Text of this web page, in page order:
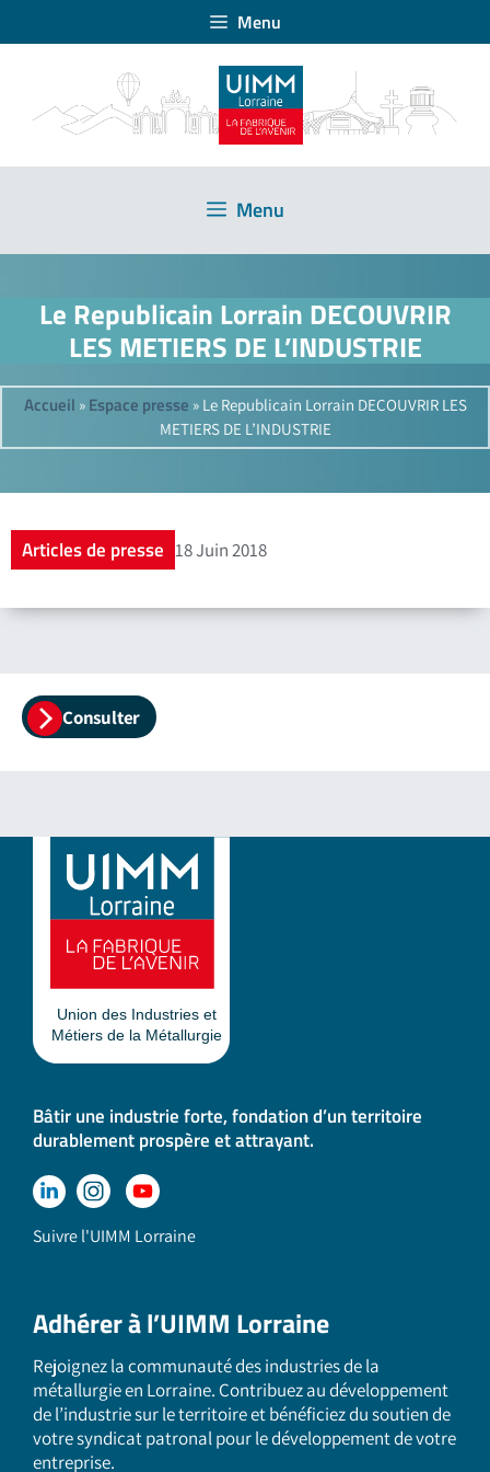
Menu
Menu
Le Republicain Lorrain DECOUVRIR
LES METIERS DE L’INDUSTRIE
Accueil » Espace presse » Le Republicain Lorrain DECOUVRIR LES
METIERS DE L’INDUSTRIE
Articles de presse 18 Juin 2018
Consulter
Bâtir une industrie forte, fondation d’un territoire
durablement prospère et attrayant.
Suivre l'UIMM Lorraine
Adhérer à l’UIMM Lorraine
Rejoignez la communauté des industries de la
métallurgie en Lorraine. Contribuez au développement
de l’industrie sur le territoire et bénéficiez du soutien de
votre syndicat patronal pour le développement de votre
entreprise.